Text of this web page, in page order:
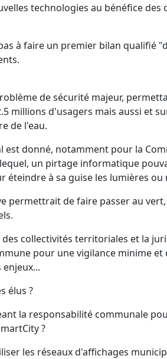
technologies au bénéfice
à faire un premier bilan qualifié
de sécurité majeur,
millions d'usagers mais aussi et
de l'eau.
est donné, notamment pour la
un pirtage informatique
éteindre à sa guise les lumières ou
permettrait de faire passer au
des collectivités territoriales et la
pour une vigilance minime
élus ?
la responsabilité communale
?
les réseaux d'affichages